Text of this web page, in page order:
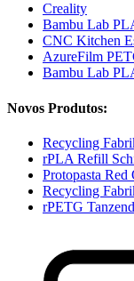
Creality
Bambu Lab
CNC Kitchen
AzureFilm
Bambu Lab
Novos Produtos:
Recycling
rPLA Refill
Protopasta
Recycling
rPETG